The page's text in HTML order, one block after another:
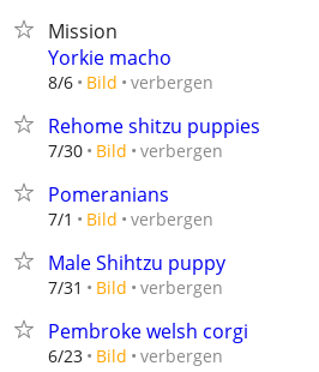
Mission
Yorkie macho
8/6 Bild verbergen
Rehome shitzu puppies
7/30 Bild verbergen
Pomeranians
7/1 Bild verbergen
Male Shihtzu puppy
7/31 Bild verbergen
Pembroke welsh corgi
6/23 Bild verbergen